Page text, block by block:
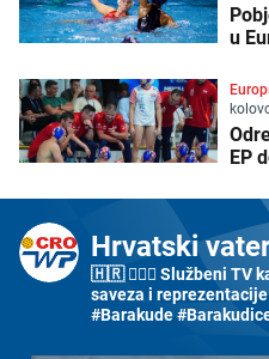
u
EP
Hrvatski
🇭🇷 🤽🏼‍♂️ Službeni TV
saveza i
#Barakude